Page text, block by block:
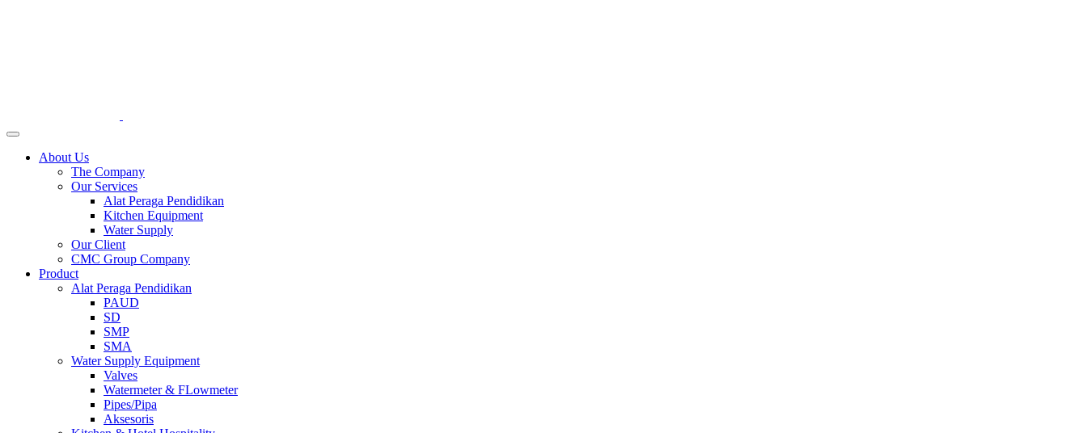
About Us
The Company
Our Services
Alat Peraga Pendidikan
Kitchen Equipment
Water Supply
Our Client
CMC Group Company
Product
Alat Peraga Pendidikan
PAUD
SD
SMP
SMA
Water Supply Equipment
Valves
Watermeter & FLowmeter
Pipes/Pipa
Aksesoris